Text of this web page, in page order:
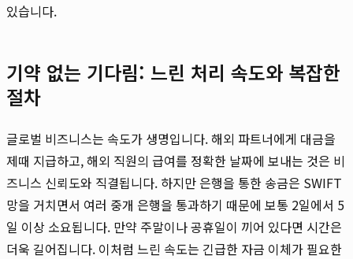
있습니다.
기약 없는 기다림: 느린 처리 속도와 복잡한
절차
글로벌 비즈니스는 속도가 생명입니다. 해외 파트너에게 대금을
제때 지급하고, 해외 직원의 급여를 정확한 날짜에 보내는 것은 비
즈니스 신뢰도와 직결됩니다. 하지만 은행을 통한 송금은 SWIFT
망을 거치면서 여러 중개 은행을 통과하기 때문에 보통 2일에서 5
일 이상 소요됩니다. 만약 주말이나 공휴일이 끼어 있다면 시간은
더욱 길어집니다. 이처럼 느린 속도는 긴급한 자금 이체가 필요한